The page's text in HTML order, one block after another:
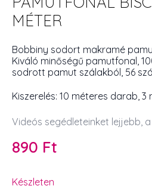
MÉTER
Bobbiny sodort makramé
Kiváló minőségű pamutfonal,
sodrott pamut szálakból, 56
Kiszerelés: 10 méteres darab, 3
Videós segédleteinket lejjebb,
890 Ft
Készleten